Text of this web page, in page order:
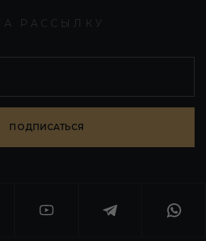
РАССЫЛКУ
ПОДПИСАТЬСЯ